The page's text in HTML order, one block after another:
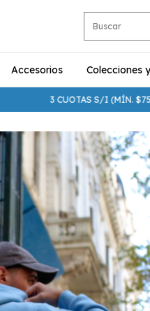
Accesorios Colecciones
3 CUOTAS S/I (MÍN. $75.000) - 6